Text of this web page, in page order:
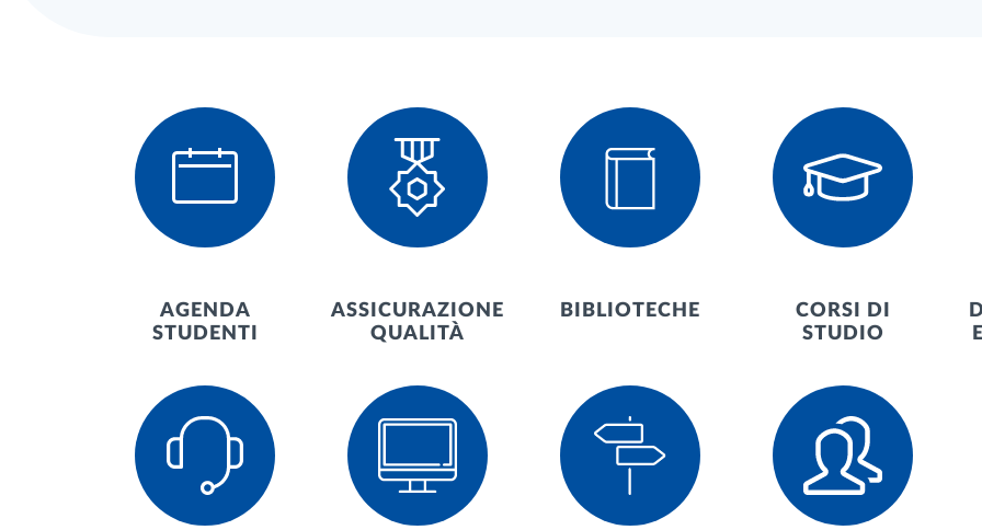
Servizi utili
AGENDA
STUDENTI
ASSICURAZIONE
QUALITÀ
BIBLIOTECHE
CORSI DI
STUDIO